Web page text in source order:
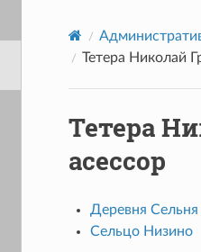
Тетера Николай
Тетера
асессор
Деревня
Сельцо Низино